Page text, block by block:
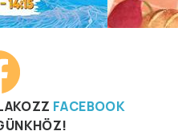
FACEBOOK